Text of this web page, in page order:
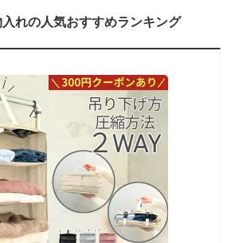
れの人気おすすめランキング